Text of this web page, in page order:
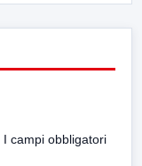
I campi obbligatori